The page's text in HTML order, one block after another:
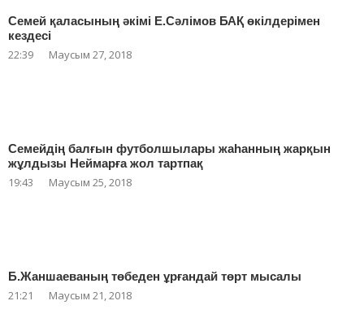
Семей қаласының әкімі Е.Сәлімов БАҚ өкілдерімен
кездесі
22:39 Маусым 27, 2018
Семейдің балғын футболшылары жаһанның жарқын
жұлдызы Неймарға жол тартпақ
19:43 Маусым 25, 2018
Б.Жаншаеваның төбеден ұрғандай төрт мысалы
21:21 Маусым 21, 2018